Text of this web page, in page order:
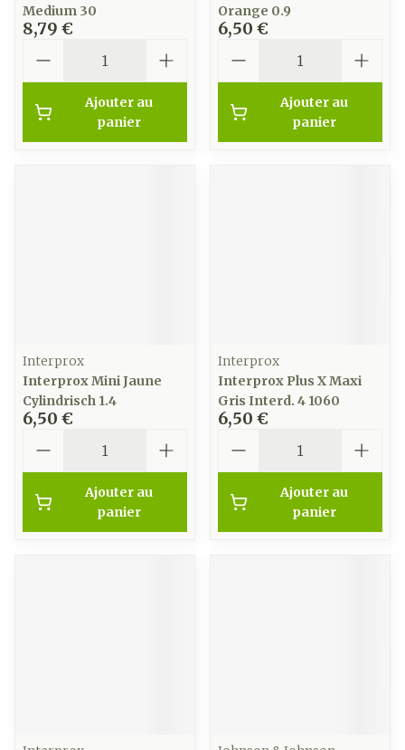
Medium 30
8,79 €
Ajouter au
panier
Orange 0.9
6,50 €
Ajouter au
panier
Interprox
Interprox Mini Jaune
Cylindrisch 1.4
6,50 €
Ajouter au
panier
Interprox
Interprox Plus X Maxi
Gris Interd. 4 1060
6,50 €
Ajouter au
panier